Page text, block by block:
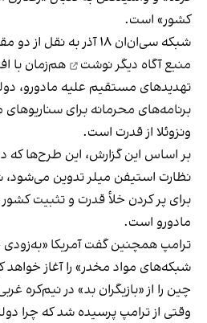
کشور» است.
شبکه سی‌ان‌ان ۱۸ آذر به
منبع آگاه دیگرنوشت
هم‌زمان با
تهدیدهای مستقیم علیه مادورو،
برنامه‌های محرمانه برای
ونزوئلا از قدرت است.
بر اساس این گزارش، این طرح‌ها که
نظارت استیفن میلر تدوین
برای پر کردن خلأ قدرت و تثبیت
مادورو است.
ترامپ همچنین گفت آمریکا
شبکه‌های مواد مخدر» را آغاز خواهد
چین را از «بازیگران بد» در نیم‌کره
وقتی از ترامپ پرسیده شد که چرا